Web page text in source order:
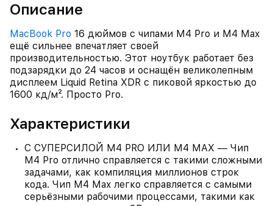
Описание
MacBook Pro 16 дюймов с чипами M4 Pro и M4 Max
ещё сильнее впечатляет своей
производительностью. Этот ноутбук работает без
подзарядки до 24 часов и оснащён великолепным
дисплеем Liquid Retina XDR с пиковой яркостью до
1600 кд/м². Просто Pro.
Характеристики
С СУПЕРСИЛОЙ M4 PRO ИЛИ M4 MAX — Чип
M4 Pro отлично справляется с такими сложными
задачами, как компиляция миллионов строк
кода. Чип M4 Max легко справляется с самыми
серьёзными рабочими процессами, такими как